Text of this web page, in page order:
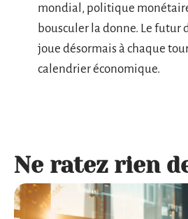
mondial, politique
bousculer la donne. Le futur
joue désormais à chaque
calendrier économique.
Ne ratez rien